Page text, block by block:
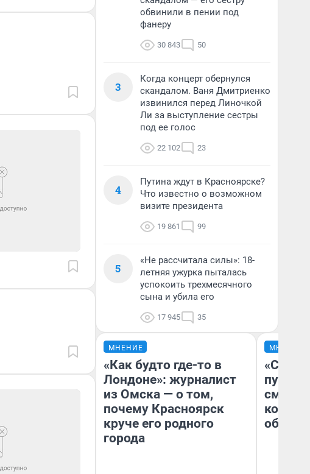
обвинили в пении под
фанеру
30 843 50
3
Когда концерт обернулся
скандалом. Ваня Дмитриенко
извинился перед Линочкой
Ли за выступление сестры
под ее голос
22 102 23
4
Путина ждут в Красноярске?
Что известно о возможном
визите президента
19 861 99
5
«Не рассчитала силы»: 18-
летняя ужурка пыталась
успокоить трехмесячного
сына и убила его
17 945 35
МНЕНИЕ
«Как будто где-то в
Лондоне»: журналист
из Омска — о том,
почему Красноярск
круче его родного
города
МНЕНИЕ